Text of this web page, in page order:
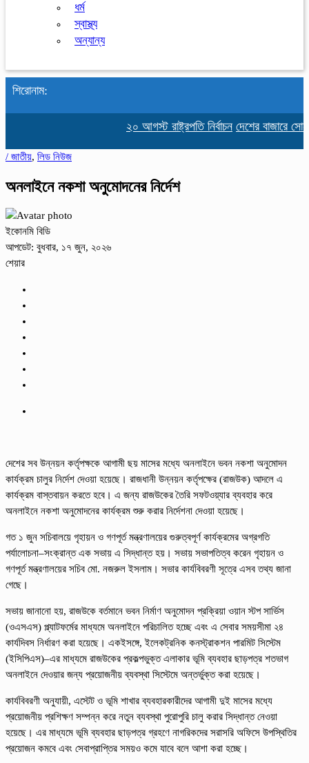
ধর্ম
স্বাস্থ্য
অন্যান্য
শিরোনাম:
২০ আগস্ট রাষ্ট্রপতি নির্বাচন দেশের বাজারে
/ জাতীয়, লিড নিউজ
অনলাইনে নকশা অনুমোদনের নির্দেশ
ইকোনমি বিডি
আপডেট: বুধবার, ১৭ জুন, ২০২৬
শেয়ার
দেশের সব উন্নয়ন কর্তৃপক্ষকে আগামী ছয় মাসের মধ্যে অনলাইনে ভবন নকশা অনুমোদন
কার্যক্রম চালুর নির্দেশ দেওয়া হয়েছে। রাজধানী উন্নয়ন কর্তৃপক্ষের (রাজউক) আদলে এ
কার্যক্রম বাস্তবায়ন করতে হবে। এ জন্য রাজউকের তৈরি সফটওয়্যার ব্যবহার করে
অনলাইনে নকশা অনুমোদনের কার্যক্রম শুরু করার নির্দেশনা দেওয়া হয়েছে।
গত ১ জুন সচিবালয়ে গৃহায়ন ও গণপূর্ত মন্ত্রণালয়ের গুরুত্বপূর্ণ কার্যক্রমের অগ্রগতি
পর্যালোচনা–সংক্রান্ত এক সভায় এ সিদ্ধান্ত হয়। সভায় সভাপতিত্ব করেন গৃহায়ন ও
গণপূর্ত মন্ত্রণালয়ের সচিব মো. নজরুল ইসলাম। সভার কার্যবিবরণী সূত্রে এসব তথ্য জানা
গেছে।
সভায় জানানো হয়, রাজউকে বর্তমানে ভবন নির্মাণ অনুমোদন প্রক্রিয়া ওয়ান স্টপ সার্ভিস
(ওএসএস) প্ল্যাটফর্মের মাধ্যমে অনলাইনে পরিচালিত হচ্ছে এবং এ সেবার সময়সীমা ২৪
কার্যদিবস নির্ধারণ করা হয়েছে। একইসঙ্গে, ইলেকট্রনিক কনস্ট্রাকশন পারমিট সিস্টেম
(ইসিপিএস)–এর মাধ্যমে রাজউকের প্রকল্পভুক্ত এলাকার ভূমি ব্যবহার ছাড়পত্র শতভাগ
অনলাইনে দেওয়ার জন্য প্রয়োজনীয় ব্যবস্থা সিস্টেমে অন্তর্ভুক্ত করা হয়েছে।
কার্যবিবরণী অনুযায়ী, এস্টেট ও ভূমি শাখার ব্যবহারকারীদের আগামী দুই মাসের মধ্যে
প্রয়োজনীয় প্রশিক্ষণ সম্পন্ন করে নতুন ব্যবস্থা পুরোপুরি চালু করার সিদ্ধান্ত নেওয়া
হয়েছে। এর মাধ্যমে ভূমি ব্যবহার ছাড়পত্র গ্রহণে নাগরিকদের সরাসরি অফিসে উপস্থিতির
প্রয়োজন কমবে এবং সেবাপ্রাপ্তির সময়ও কমে যাবে বলে আশা করা হচ্ছে।